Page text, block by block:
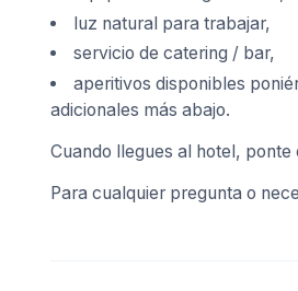
luz natural para trabajar,
servicio de catering / bar,
aperitivos disponibles
adicionales más abajo.
Cuando llegues al hotel,
Para cualquier pregunta o